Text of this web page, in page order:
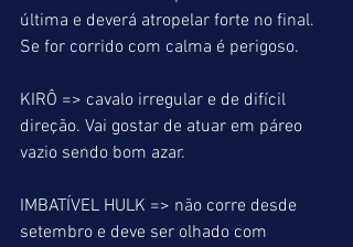
última e deverá atropelar forte no final.
Se for corrido com calma é perigoso.
KIRÔ => cavalo irregular e de difícil
direção. Vai gostar de atuar em páreo
vazio sendo bom azar.
IMBATÍVEL HULK => não corre desde
setembro e deve ser olhado com